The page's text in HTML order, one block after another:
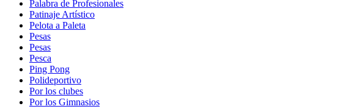
Palabra de Profesionales
Patinaje Artístico
Pelota a Paleta
Pesas
Pesas
Pesca
Ping Pong
Polideportivo
Por los clubes
Por los Gimnasios